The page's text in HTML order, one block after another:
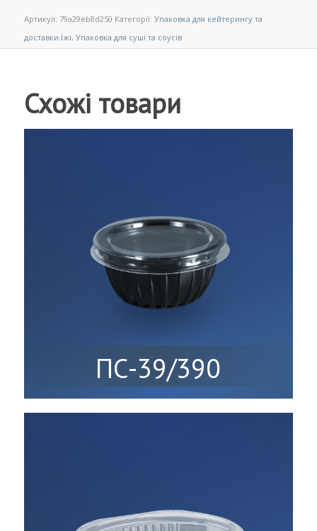
Артикул: 79a29eb8d250 Категорії: Упаковка для кейтерингу та
доставки Їжі, Упаковка для суші та соусів
Схожі товари
ПС-39/390